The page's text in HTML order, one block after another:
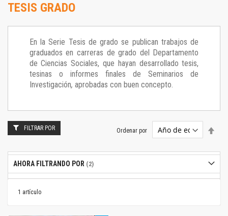
TESIS GRADO
En la Serie Tesis de grado se publican trabajos de
graduados en carreras de grado del Departamento
de Ciencias Sociales, que hayan desarrollado tesis,
tesinas o informes finales de Seminarios de
Investigación, aprobadas con buen concepto.
1 artículo
Ordenar por
FILTRAR POR
AHORA FILTRANDO POR